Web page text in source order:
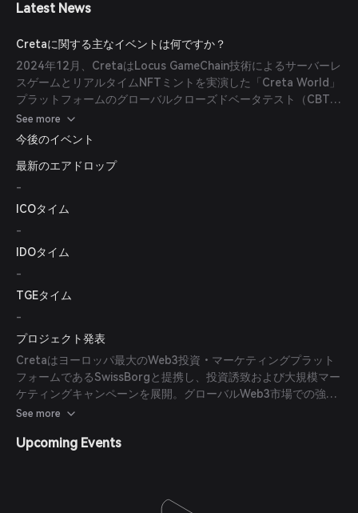
Jang、30年以上のゲーム経験を有するチーフプロデューサーの
オフィサーのAlexander Harutyunyanなど著名な人物がいま
す。
Latest News
Cretaに関する主なイベントは何ですか？
2024年12月、CretaはLocus GameChain技術によるサーバーレ
スゲームとリアルタイムNFTミントを実演した「Creta World」
プラットフォームのグローバルクローズドベータテスト（CBT）
を成功裏に完了しました。2023年9月には、Cretaはトークン
CRETAのグローバル取引所Bitgetへの上場を発表し、市場展開
See more
今後のイベント
最新のエアドロップ
-
ICOタイム
-
IDOタイム
-
TGEタイム
-
プロジェクト発表
Cretaはヨーロッパ最大のWeb3投資・マーケティングプラット
フォームであるSwissBorgと提携し、投資誘致および大規模マー
ケティングキャンペーンを展開。グローバルWeb3市場での強力
な存在感確立を目指しています。
See more
Upcoming Events